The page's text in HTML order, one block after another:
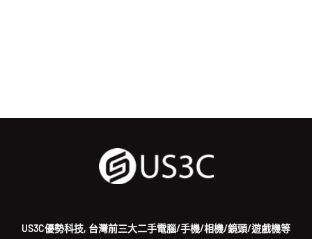
US3C優勢科技, 台灣前三大二手電腦/手機/相機/鏡頭/遊戲機等